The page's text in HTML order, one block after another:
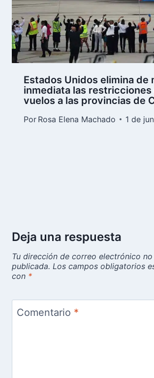
Estados Unidos elimina de
inmediata las restricciones
vuelos a las provincias de
Por Rosa Elena Machado 1 de
Deja una respuesta
Tu dirección de correo electrónico no
publicada. Los campos obligatorios
con *
Comentario *